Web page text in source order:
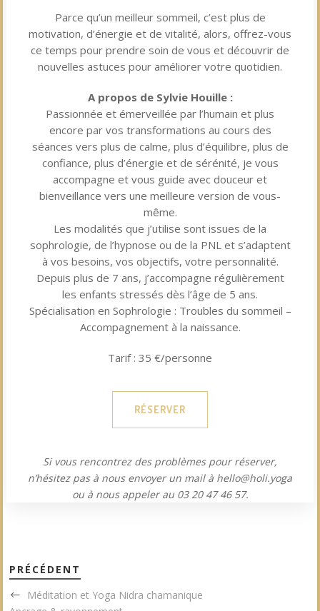
Parce qu’un meilleur sommeil, c’est plus de
motivation, d’énergie et de vitalité, alors, offrez-vous
ce temps pour prendre soin de vous et découvrir de
nouvelles astuces pour améliorer votre quotidien.
A propos de Sylvie Houille :
Passionnée et émerveillée par l’humain et plus
encore par vos transformations au cours des
séances vers plus de calme, plus d’équilibre, plus de
confiance, plus d’énergie et de sérénité, je vous
accompagne et vous guide avec douceur et
bienveillance vers une meilleure version de vous-
même.
Les modalités que j’utilise sont issues de la
sophrologie, de l’hypnose ou de la PNL et s’adaptent
à vos besoins, vos objectifs, votre personnalité.
Depuis plus de 7 ans, j’accompagne régulièrement
les enfants stressés dès l’âge de 5 ans.
Spécialisation en Sophrologie : Troubles du sommeil –
Accompagnement à la naissance.
Tarif : 35 €/personne
RÉSERVER
Si vous rencontrez des problèmes pour réserver,
n’hésitez pas à nous envoyer un mail à hello@holi.yoga
ou à nous appeler au 03 20 47 46 57.
PRÉCÉDENT
Méditation et Yoga Nidra chamanique